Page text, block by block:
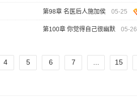
第98章 名医后人施加侯 05-25
第100章 你觉得自己很幽默 05-26
4 5 6 7 15